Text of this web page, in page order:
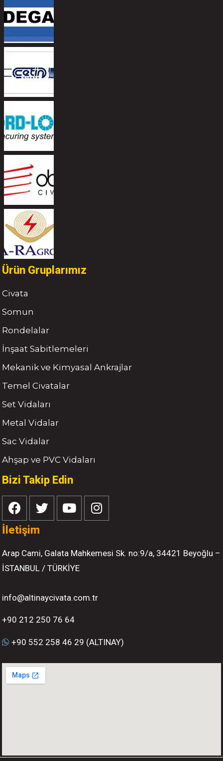
Ürün Gruplarımız
Civata
Somun
Rondelalar
İnşaat Sabitlemeleri
Mekanik ve Kimyasal Ankrajlar
Temel Civatalar
Set Vidaları
Metal Vidalar
Sac Vidalar
Ahşap ve PVC Vidaları
Bizi Takip Edin
İletişim
Arap Cami, Galata Mahkemesi Sk. no:9/a, 34421 Beyoğlu –
İSTANBUL / TÜRKİYE
info@altinaycivata.com.tr
+90 212 250 76 64
+90 552 258 46 29 (ALTINAY)